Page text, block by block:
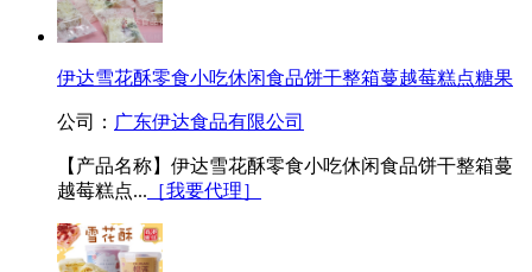
伊达雪花酥零食小吃休闲食品饼干整箱蔓越莓糕点糖果
公司： 广东伊达食品有限公司
【产品名称】伊达雪花酥零食小吃休闲食品饼干整箱蔓
越莓糕点... ［我要代理］